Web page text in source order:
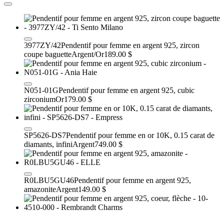
3977ZY/42Pendentif pour femme en argent 925, zircon
coupe baguetteArgent/Or189.00 $
N051-01GPendentif pour femme en argent 925, cubic
zirconiumOr179.00 $
SP5626-DS7Pendentif pour femme en or 10K, 0.15 carat de
diamants, infiniArgent749.00 $
R0LBU5GU46Pendentif pour femme en argent 925,
amazoniteArgent149.00 $